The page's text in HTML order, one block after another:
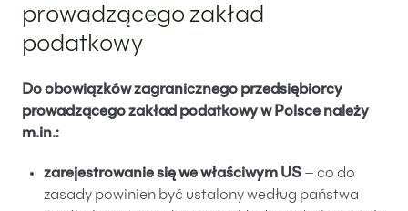
prowadzącego zakład
podatkowy
Do obowiązków zagranicznego przedsiębiorcy
prowadzącego zakład podatkowy w Polsce należy
m.in.:
zarejestrowanie się we właściwym US – co do
zasady powinien być ustalony według państwa